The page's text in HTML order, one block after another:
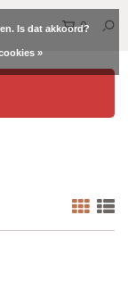
0
Is dat akkoord?
»